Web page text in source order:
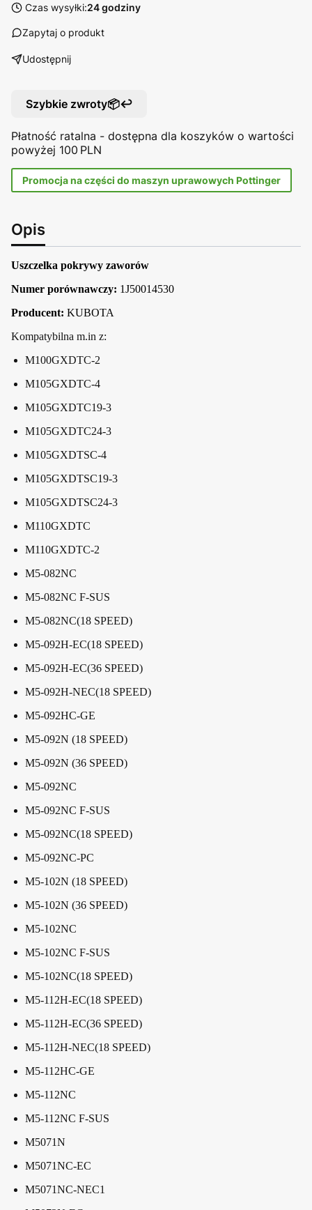
Czas wysyłki:24 godziny
Zapytaj o produkt
Udostępnij
Szybkie zwroty📦↩️
Płatność ratalna - dostępna dla koszyków o wartości
powyżej 100 PLN
Promocja na części do maszyn uprawowych Pottinger
Opis
Uszczelka pokrywy zaworów
Numer porównawczy: 1J50014530
Producent: KUBOTA
Kompatybilna m.in z:
M100GXDTC-2
M105GXDTC-4
M105GXDTC19-3
M105GXDTC24-3
M105GXDTSC-4
M105GXDTSC19-3
M105GXDTSC24-3
M110GXDTC
M110GXDTC-2
M5-082NC
M5-082NC F-SUS
M5-082NC(18 SPEED)
M5-092H-EC(18 SPEED)
M5-092H-EC(36 SPEED)
M5-092H-NEC(18 SPEED)
M5-092HC-GE
M5-092N (18 SPEED)
M5-092N (36 SPEED)
M5-092NC
M5-092NC F-SUS
M5-092NC(18 SPEED)
M5-092NC-PC
M5-102N (18 SPEED)
M5-102N (36 SPEED)
M5-102NC
M5-102NC F-SUS
M5-102NC(18 SPEED)
M5-112H-EC(18 SPEED)
M5-112H-EC(36 SPEED)
M5-112H-NEC(18 SPEED)
M5-112HC-GE
M5-112NC
M5-112NC F-SUS
M5071N
M5071NC-EC
M5071NC-NEC1